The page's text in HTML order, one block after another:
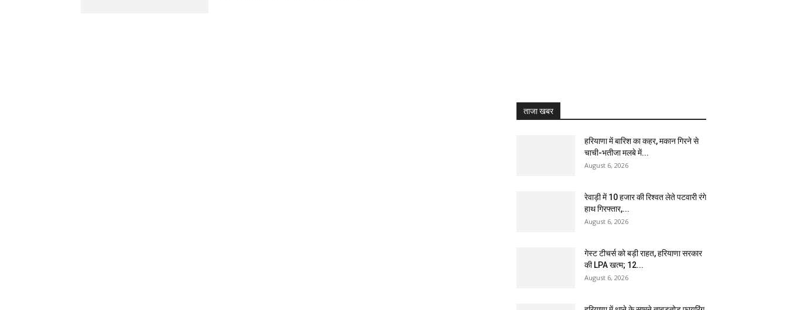
ताजा खबर
हरियाणा में बारिश का कहर, मकान गिरने से
चाची-भतीजा मलबे में...
August 6, 2026
रेवाड़ी में 10 हजार की रिश्वत लेते पटवारी रंगे
हाथ गिरफ्तार,...
August 6, 2026
गेस्ट टीचर्स को बड़ी राहत, हरियाणा सरकार
की LPA खत्म; 12...
August 6, 2026